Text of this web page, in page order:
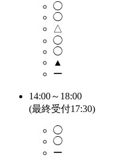
◯
◯
△
◯
◯
▲
ー
14:00～18:00
(最終受付17:30)
◯
◯
ー